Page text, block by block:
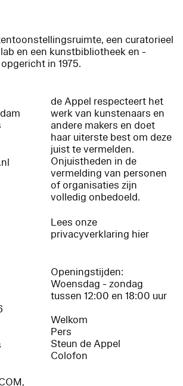
een curatorieel
en een kunstbibliotheek en -
in 1975.
de Appel respecteert het
werk van kunstenaars en
andere makers en doet
haar uiterste best om deze
juist te vermelden.
Onjuistheden in de
vermelding van personen
of organisaties zijn
volledig onbedoeld.
Lees onze
privacyverklaring hier
Openingstijden:
Woensdag - zondag
tussen 12:00 en 18:00 uur
Welkom
Pers
Steun de Appel
Colofon